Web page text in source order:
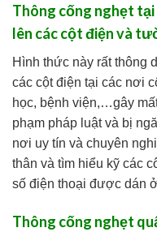
Thông cống nghẹt tại
lên các cột điện và
Hình thức này rất thông
các cột điện tại các nơi
học, bệnh viện,…gây
phạm pháp luật và bị
nơi uy tín và chuyên
thân và tìm hiểu kỹ các
số điện thoại được dán
Thông cống nghẹt